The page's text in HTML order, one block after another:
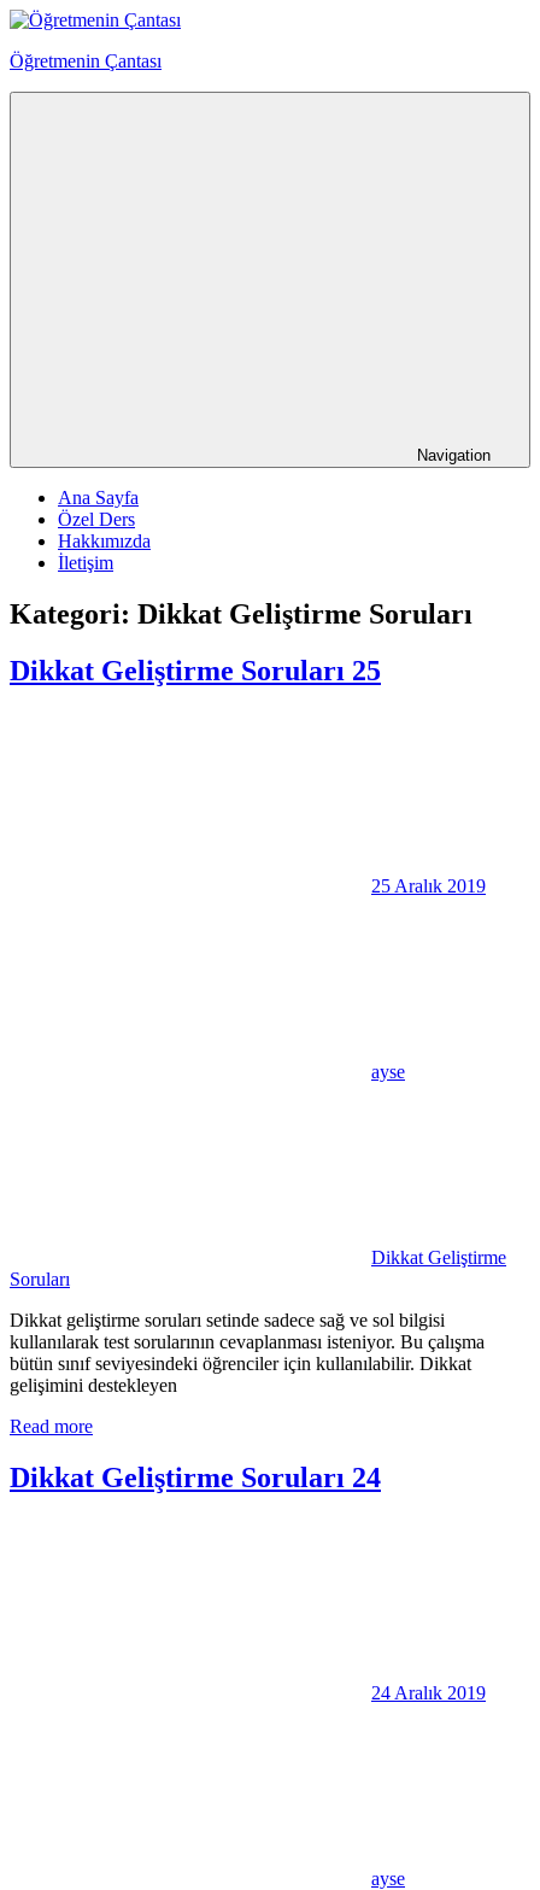
Skip
content
Öğretmenin Çantası
Navigation
Ana Sayfa
Özel Ders
Hakkımızda
İletişim
Kategori: Dikkat Geliştirme Soruları
Dikkat Geliştirme Soruları 25
25 Aralık 2019
ayse
Dikkat Geliştirme
Soruları
Dikkat geliştirme soruları setinde sadece sağ ve sol bilgisi
kullanılarak test sorularının cevaplanması isteniyor. Bu çalışma
bütün sınıf seviyesindeki öğrenciler için kullanılabilir. Dikkat
gelişimini destekleyen
Read more
Dikkat Geliştirme Soruları 24
24 Aralık 2019
ayse